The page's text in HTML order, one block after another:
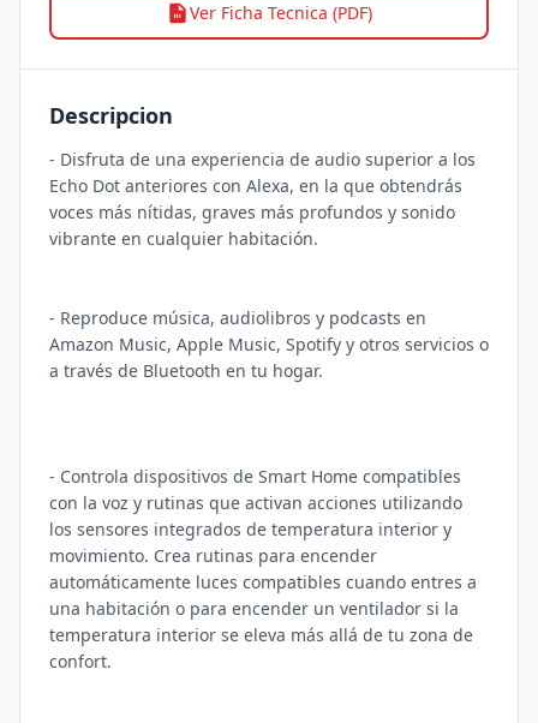
Ver Ficha Tecnica (PDF)
Descripcion
- Disfruta de una experiencia de audio superior a los
Echo Dot anteriores con Alexa, en la que obtendrás
voces más nítidas, graves más profundos y sonido
vibrante en cualquier habitación.
- Reproduce música, audiolibros y podcasts en
Amazon Music, Apple Music, Spotify y otros servicios o
a través de Bluetooth en tu hogar.
- Controla dispositivos de Smart Home compatibles
con la voz y rutinas que activan acciones utilizando
los sensores integrados de temperatura interior y
movimiento. Crea rutinas para encender
automáticamente luces compatibles cuando entres a
una habitación o para encender un ventilador si la
temperatura interior se eleva más allá de tu zona de
confort.